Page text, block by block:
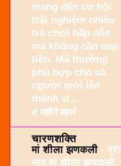
mang đến cơ hội
trải nghiệm nhiều
trò chơi hấp dẫn
mà không cần nạp
tiền. Mã thưởng
phù hợp cho cả
người mới lẫn
thành vi...
4 महीने पहले
चारणशक्ति
मां शीला झणकली - पूरा
नाम मां शीला झणकली